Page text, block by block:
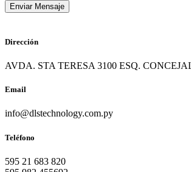
Dirección
AVDA. STA TERESA 3100 ESQ.
Email
info@dlstechnology.com.py
Teléfono
595 21 683 820